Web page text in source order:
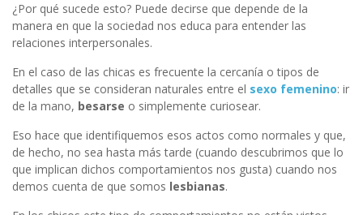
¿Por qué sucede esto? Puede decirse que depende de la
manera en que la sociedad nos educa para entender las
relaciones interpersonales.
En el caso de las chicas es frecuente la cercanía o tipos de
detalles que se consideran naturales entre el sexo femenino: ir
de la mano, besarse o simplemente curiosear.
Eso hace que identifiquemos esos actos como normales y que,
de hecho, no sea hasta más tarde (cuando descubrimos que lo
que implican dichos comportamientos nos gusta) cuando nos
demos cuenta de que somos lesbianas.